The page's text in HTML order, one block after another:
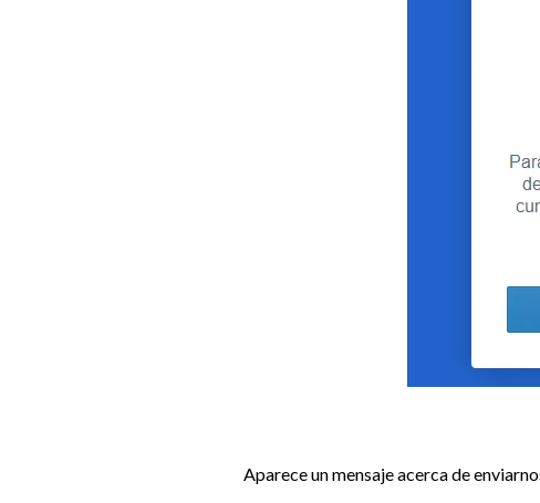
Aparece un mensaje acerca de